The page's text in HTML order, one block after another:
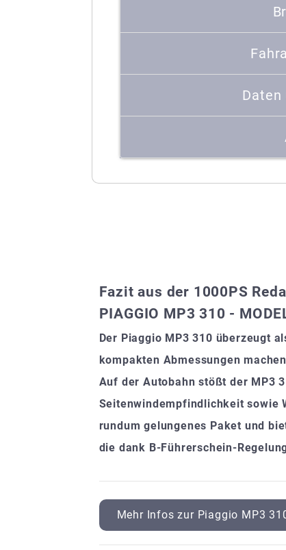
Daten
Fazit aus der 1000PS
PIAGGIO MP3 310 -
Der Piaggio MP3 310 überzeugt
kompakten Abmessungen
Auf der Autobahn stößt der MP3
Seitenwindempfindlichkeit sowie
rundum gelungenes Paket und
die dank B-Führerschein-
Mehr Infos zur Piaggio MP3